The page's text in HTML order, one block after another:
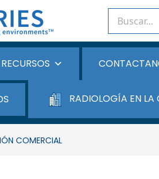
RECURSOS
RADIOLOGÍA EN LA
COMERCIAL